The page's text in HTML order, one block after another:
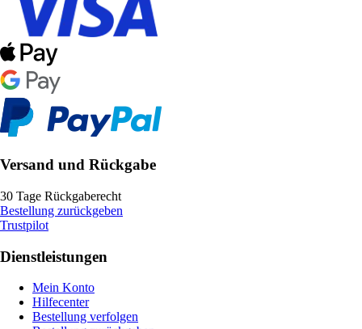
Versand und Rückgabe
30 Tage Rückgaberecht
Bestellung zurückgeben
Trustpilot
Dienstleistungen
Mein Konto
Hilfecenter
Bestellung verfolgen